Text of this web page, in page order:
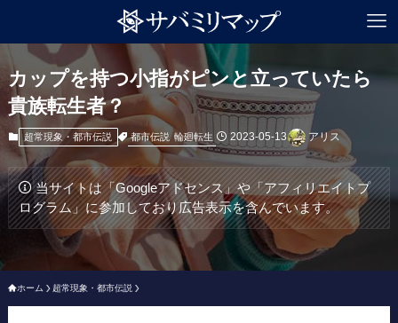
カップを持つ小指がピンと立っていたら
貴族転生者？
超常現象・都市伝説 都市伝説 輪廻転生 2023-05-13 アリス
当サイトは「Googleアドセンス」や「アフィリエイトプ
ログラム」に参加しており広告表示を含んでいます。
ホーム 超常現象・都市伝説